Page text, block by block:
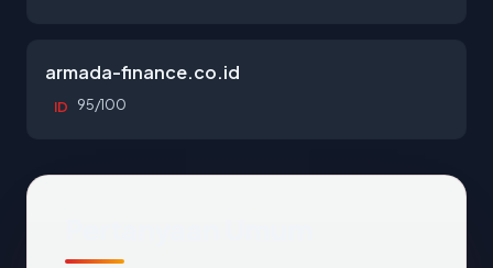
armada-finance.co.id
ID 95/100